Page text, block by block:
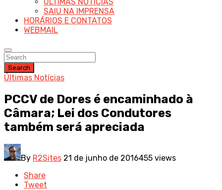
SAIU NA IMPRENSA
HORÁRIOS E CONTATOS
WEBMAIL
Search
Últimas Notícias
PCCV de Dores é encaminhado à
Câmara; Lei dos Condutores
também será apreciada
By R2Sites 21 de junho de 2016455 views
Share
Tweet